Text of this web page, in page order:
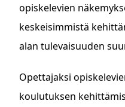
opiskelevien
keskeisimmistä
alan tulevaisuuden
Opettajaksi
koulutuksen